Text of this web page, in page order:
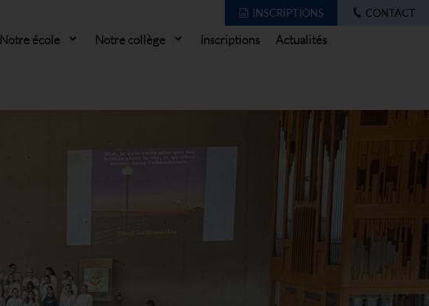
Notre école Notre collège Inscriptions
Actualités
INSCRIPTIONS CONTACT